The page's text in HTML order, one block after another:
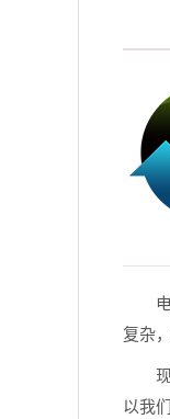
复杂
以我